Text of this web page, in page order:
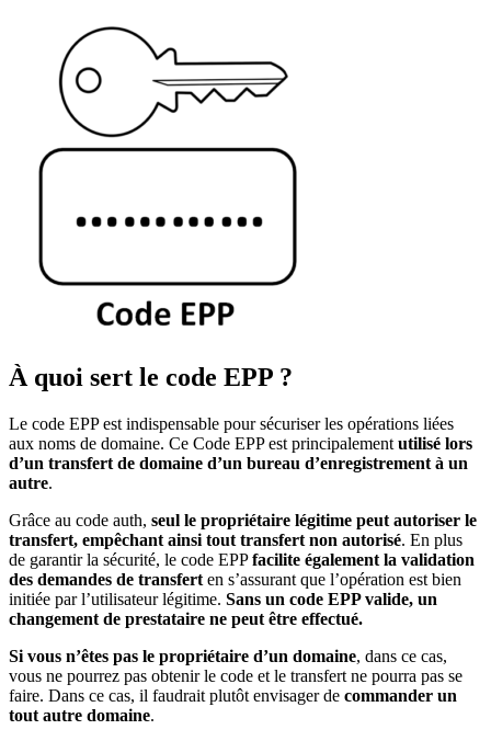
À quoi sert le code EPP ?
Le code EPP est indispensable pour sécuriser les opérations liées
aux noms de domaine. Ce Code EPP est principalement utilisé lors
d’un transfert de domaine d’un bureau d’enregistrement à un
autre.
Grâce au code auth, seul le propriétaire légitime peut autoriser le
transfert, empêchant ainsi tout transfert non autorisé. En plus
de garantir la sécurité, le code EPPfacilite également la validation
des demandes de transfert en s’assurant que l’opération est bien
initiée par l’utilisateur légitime. Sans un code EPP valide, un
changement de prestataire ne peut être effectué.
Si vous n’êtes pas le propriétaire d’un domaine, dans ce cas,
vous ne pourrez pas obtenir le code et le transfert ne pourra pas se
faire. Dans ce cas, il faudrait plutôt envisager de commander un
tout autre domaine.